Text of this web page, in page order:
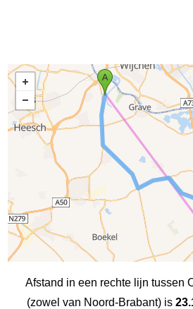
Afstand in een rechte lijn tussen
(zowel van Noord-Brabant) is